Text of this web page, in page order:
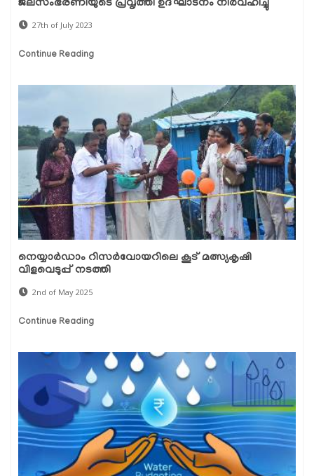
ജലസംഭരണിയുടെ പ്രവൃത്തി ഉദ്‌ഘാടനം നിർവഹിച്ചു
27th of July 2023
Continue Reading
നെയ്യാർഡാം റിസർവോയറിലെ കൂട് മത്സ്യകൃഷി
വിളവെടുപ്പ് നടത്തി
2nd of May 2025
Continue Reading